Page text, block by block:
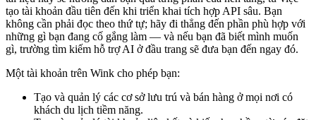
tạo tài khoản đầu tiên đến khi triển khai tích hợp API sâu. Bạn
không cần phải đọc theo thứ tự; hãy đi thẳng đến phần phù hợp với
những gì bạn đang cố gắng làm — và nếu bạn đã biết mình muốn
gì, trường tìm kiếm hỗ trợ AI ở đầu trang sẽ đưa bạn đến ngay đó.
Một tài khoản trên Wink cho phép bạn:
Tạo và quản lý các cơ sở lưu trú và bán hàng ở mọi nơi có
khách du lịch tiềm năng.